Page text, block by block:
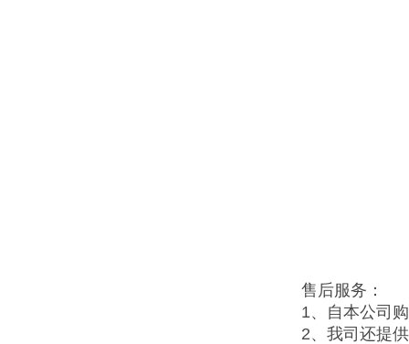
售后服务：
1、自本公司
2、我司还提